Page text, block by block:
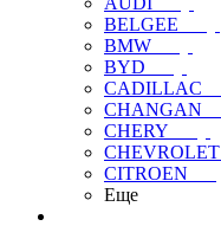
BELGEE
BMW
BYD
CADILLAC
CHANGAN
CHERY
CHEVROLET
CITROEN
Еще